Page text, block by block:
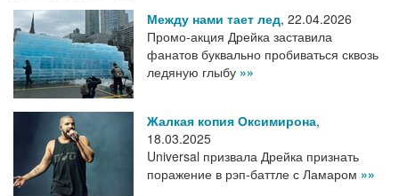
Между нами тает лед, 22.04.2026
Промо-акция Дрейка заставила
фанатов буквально пробиваться сквозь
ледяную глыбу »»
Жалкая копия Оксимирона,
18.03.2025
Universal призвала Дрейка признать
поражение в рэп-баттле с Ламаром »»